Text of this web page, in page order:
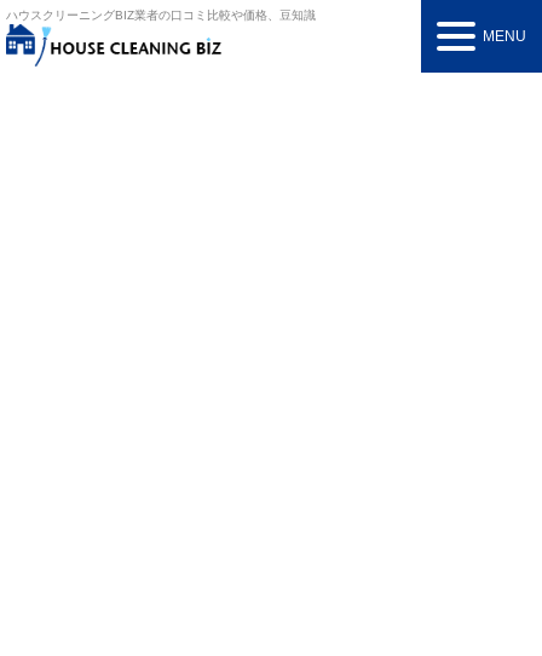
ハウスクリーニングBIZ業者の口コミ比較や価格、豆知識
MENU